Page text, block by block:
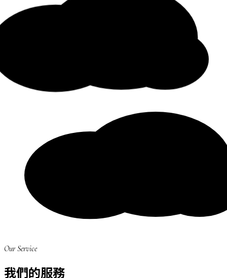
Our Service
我們的服務